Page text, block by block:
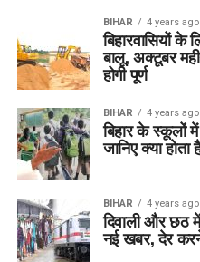
BIHAR 4 years ago
बिहारवासियों के
बालू, अक्टूबर
होगी पूर्ण
BIHAR 4 years ago
बिहार के स्कूलों
जानिए क्या होता
BIHAR 4 years ago
दिवाली और छठ
नई खबर, देर